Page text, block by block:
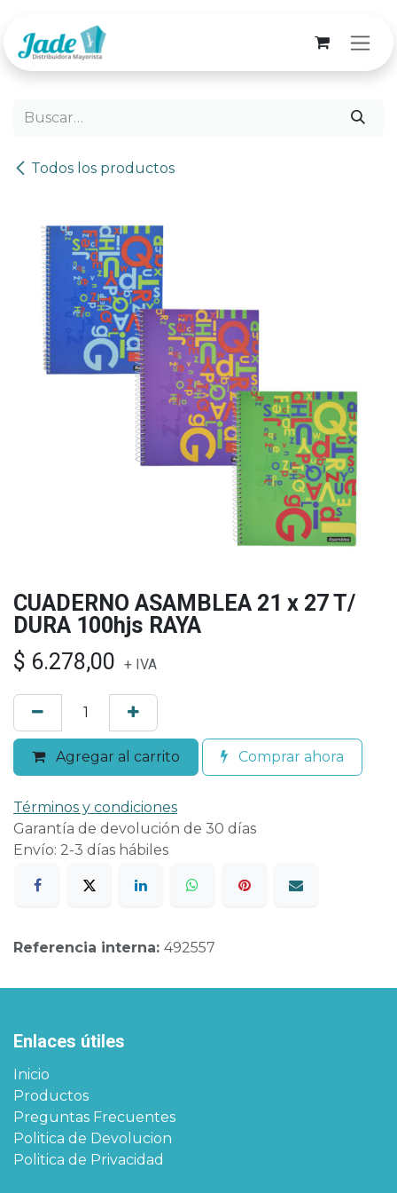
Todos los productos
CUADERNO ASAMBLEA 21 x 27 T/
DURA 100hjs RAYA
$ 6.278,00 + IVA
Agregar al carrito Comprar ahora
Términos y condiciones
Garantía de devolución de 30 días
Envío: 2-3 días hábiles
Referencia interna: 492557
Enlaces útiles
Inicio
Productos
Preguntas Frecuentes
Politica de Devolucion
Politica de Privacidad